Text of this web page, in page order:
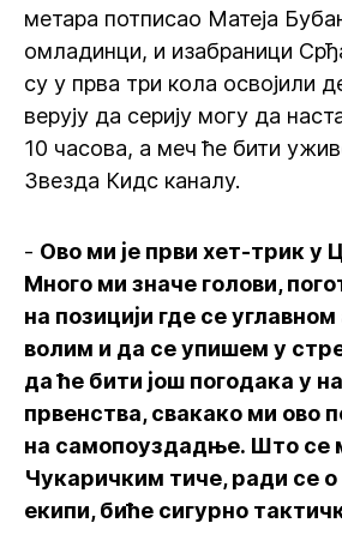
метара потписао Матеја
омладинци, и изабраници
су у прва три кола освојили
верују да серију могу да
10 часова, а меч ће бити
Звезда Кидс каналу.
- Ово ми је први хет-трик у
Много ми значе голови,
на позицији где се
волим и да се упишем у
да ће бити још погодака у
првенства, свакако ми ово
на самопоуздадње. Што се
Чукаричким тиче, ради се о
екипи, биће сигурно